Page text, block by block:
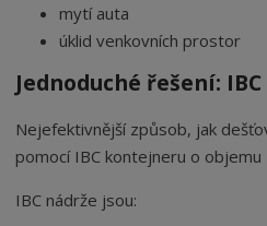
mytí auta
úklid venkovních prostor
Jednoduché řešení:
Nejefektivnější způsob, jak
pomocí IBC kontejneru o
IBC nádrže jsou: